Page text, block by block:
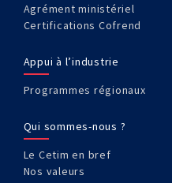
Agrément ministériel
Certifications Cofrend
Appui à l’industrie
Programmes régionaux
Qui sommes-nous ?
Le Cetim en bref
Nos valeurs